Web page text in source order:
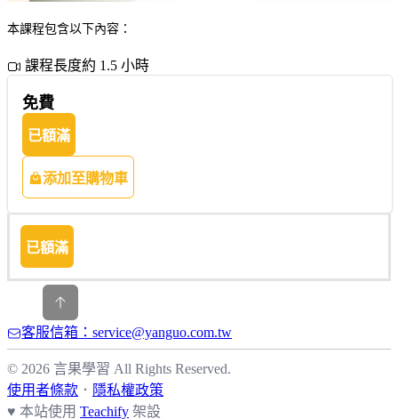
本課程包含以下內容：
課程長度約 1.5 小時
免費
已額滿
添加至購物車
已額滿
客服信箱：service@yanguo.com.tw
© 2026 言果學習 All Rights Reserved.
使用者條款 ． 隱私權政策
♥ 本站使用 Teachify 架設